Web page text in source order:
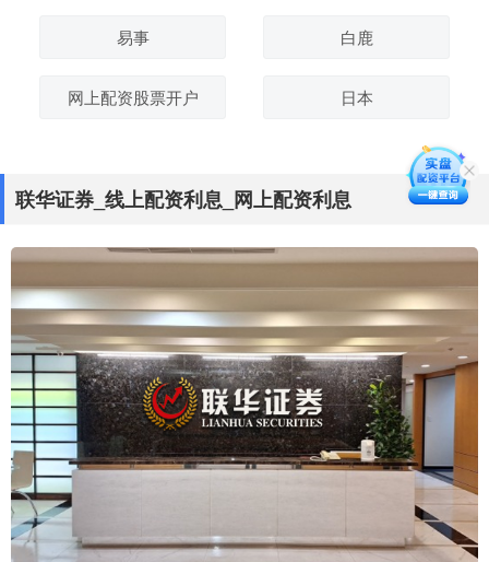
易事 白鹿
网上配资股票开户 日本
联华证券_线上配资利息_网上配资利息